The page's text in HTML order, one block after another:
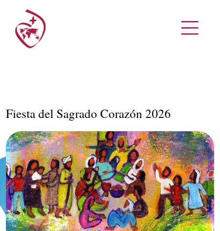
Fiesta del Sagrado Corazón 2026